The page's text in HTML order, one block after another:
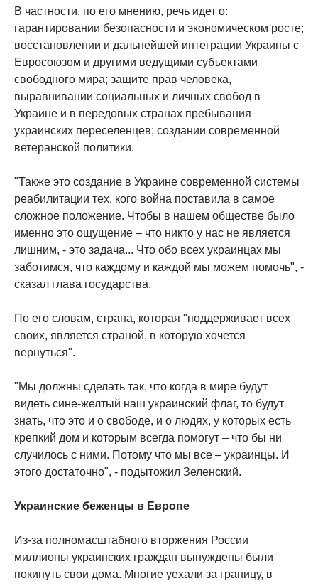
В частности, по его мнению, речь идет о:
гарантировании безопасности и экономическом росте;
восстановлении и дальнейшей интеграции Украины с
Евросоюзом и другими ведущими субъектами
свободного мира; защите прав человека,
выравнивании социальных и личных свобод в
Украине и в передовых странах пребывания
украинских переселенцев; создании современной
ветеранской политики.
"Также это создание в Украине современной системы
реабилитации тех, кого война поставила в самое
сложное положение. Чтобы в нашем обществе было
именно это ощущение – что никто у нас не является
лишним, - это задача... Что обо всех украинцах мы
заботимся, что каждому и каждой мы можем помочь", -
сказал глава государства.
По его словам, страна, которая "поддерживает всех
своих, является страной, в которую хочется
вернуться".
"Мы должны сделать так, что когда в мире будут
видеть сине-желтый наш украинский флаг, то будут
знать, что это и о свободе, и о людях, у которых есть
крепкий дом и которым всегда помогут – что бы ни
случилось с ними. Потому что мы все – украинцы. И
этого достаточно", - подытожил Зеленский.
Украинские беженцы в Европе
Из-за полномасштабного вторжения России
миллионы украинских граждан вынуждены были
покинуть свои дома. Многие уехали за границу, в